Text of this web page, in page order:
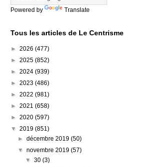
Powered by Translate
Tous les articles de Le Centrisme
► 2026 (477)
► 2025 (852)
► 2024 (939)
► 2023 (486)
► 2022 (981)
► 2021 (658)
► 2020 (597)
▼ 2019 (851)
►décembre 2019(50)
▼novembre 2019(57)
▼ 30 (3)